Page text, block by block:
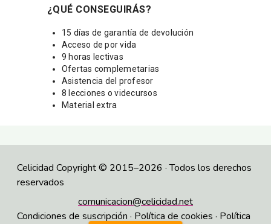
¿QUÉ CONSEGUIRÁS?
15 días de garantía de devolución
Acceso de por vida
9 horas lectivas
Ofertas complemetarias
Asistencia del profesor
8 lecciones o videcursos
Material extra
Celicidad Copyright © 2015–2026 · Todos los derechos
reservados
comunicacion@celicidad.net
Condiciones de suscripción · Política de cookies · Política